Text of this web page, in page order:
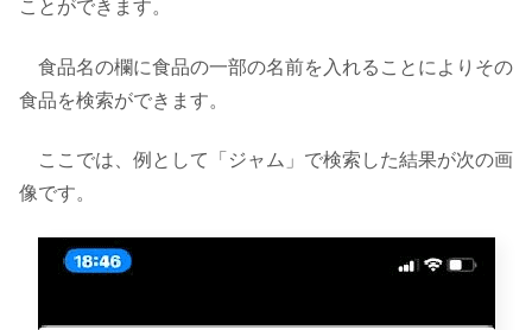
ことができます。
食品名の欄に食品の一部の名前を入れることによりその
食品を検索ができます。
ここでは、例として「ジャム」で検索した結果が次の画
像です。